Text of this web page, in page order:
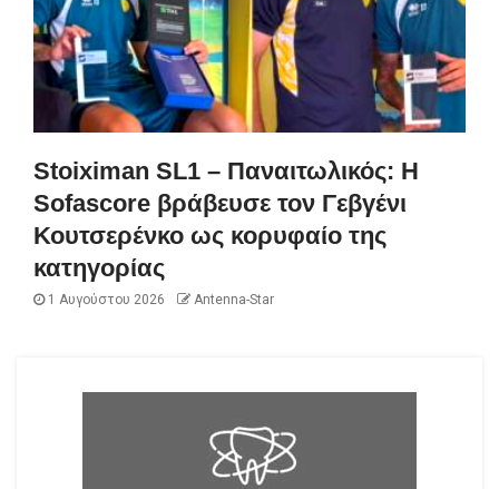
Stoiximan SL1 – Παναιτωλικός: Η
Sofascore βράβευσε τον Γεβγένι
Κουτσερένκο ως κορυφαίο της
κατηγορίας
1 Αυγούστου 2026 Antenna-Star